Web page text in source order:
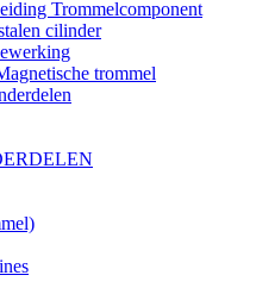
Trommelcomponent
cilinder
trommel